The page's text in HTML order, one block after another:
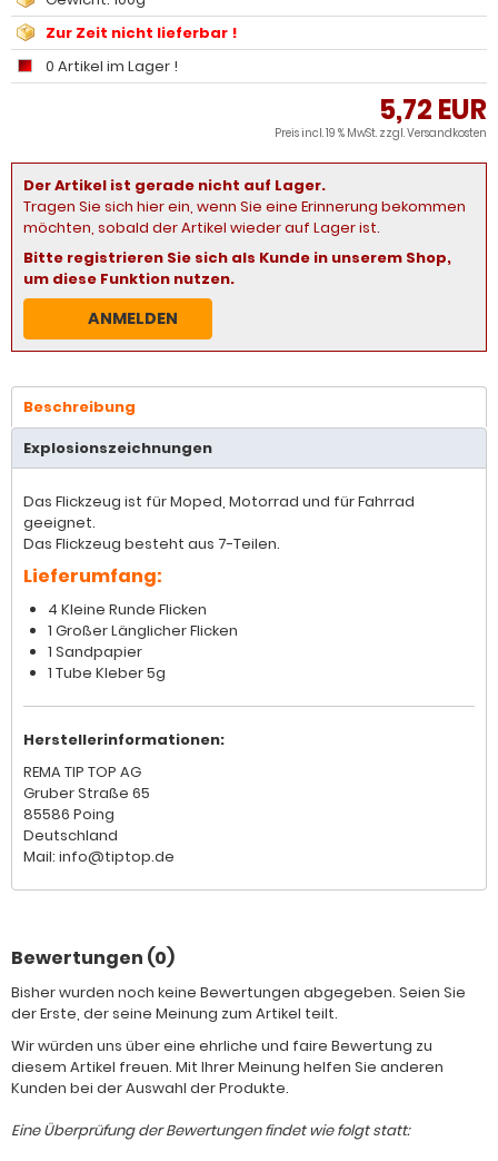
Zur Zeit nicht lieferbar !
0 Artikel im Lager !
5,72 EUR
Preis incl. 19 % MwSt. zzgl.Versandkosten
Der Artikel ist gerade nicht auf Lager.
Tragen Sie sich hier ein, wenn Sie eine Erinnerung bekommen
möchten, sobald der Artikel wieder auf Lager ist.
Bitte registrieren Sie sich als Kunde in unserem Shop,
um diese Funktion nutzen.
ANMELDEN
Beschreibung
Explosionszeichnungen
Das Flickzeug ist für Moped, Motorrad und für Fahrrad
geeignet.
Das Flickzeug besteht aus 7-Teilen.
Lieferumfang:
4 Kleine Runde Flicken
1 Großer Länglicher Flicken
1 Sandpapier
1 Tube Kleber 5g
Herstellerinformationen:
REMA TIP TOP AG
Gruber Straße 65
85586 Poing
Deutschland
Mail: info@tiptop.de
Bewertungen (0)
Bisher wurden noch keine Bewertungen abgegeben. Seien Sie
der Erste, der seine Meinung zum Artikel teilt.
Wir würden uns über eine ehrliche und faire Bewertung zu
diesem Artikel freuen. Mit Ihrer Meinung helfen Sie anderen
Kunden bei der Auswahl der Produkte.
Eine Überprüfung der Bewertungen findet wie folgt statt: